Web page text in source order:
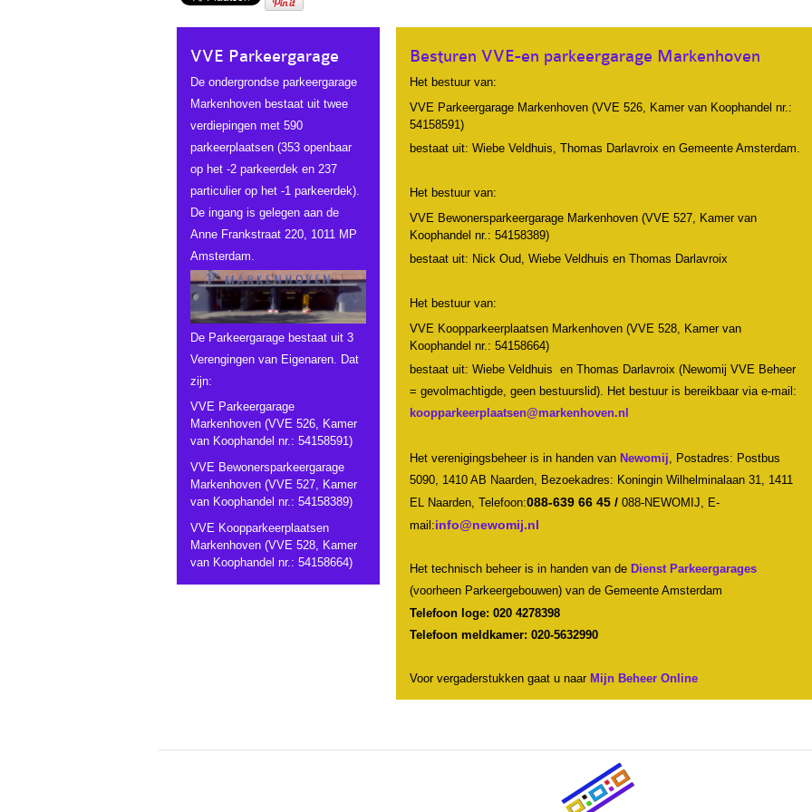
VVE Parkeergarage
De ondergrondse parkeergarage
Markenhoven bestaat uit twee
verdiepingen met 590
parkeerplaatsen (353 openbaar
op het -2 parkeerdek en 237
particulier op het -1 parkeerdek).
De ingang is gelegen aan de
Anne Frankstraat 220, 1011 MP
Amsterdam.
De Parkeergarage bestaat uit 3
Verengingen van Eigenaren. Dat
zijn:
VVE Parkeergarage
Markenhoven (VVE 526, Kamer
van Koophandel nr.: 54158591)
VVE Bewonersparkeergarage
Markenhoven (VVE 527, Kamer
van Koophandel nr.: 54158389)
VVE Koopparkeerplaatsen
Markenhoven (VVE 528, Kamer
van Koophandel nr.: 54158664)
Besturen VVE-en parkeergarage Markenhoven
Het bestuur van:
VVE Parkeergarage Markenhoven (VVE 526, Kamer van Koophandel nr.:
54158591)
bestaat uit: Wiebe Veldhuis, Thomas Darlavroix en Gemeente Amsterdam.
Het bestuur van:
VVE Bewonersparkeergarage Markenhoven (VVE 527, Kamer van
Koophandel nr.: 54158389)
bestaat uit: Nick Oud, Wiebe Veldhuis en Thomas Darlavroix
Het bestuur van:
VVE Koopparkeerplaatsen Markenhoven (VVE 528, Kamer van
Koophandel nr.: 54158664)
bestaat uit: Wiebe Veldhuis en Thomas Darlavroix (Newomij VVE Beheer
= gevolmachtigde, geen bestuurslid). Het bestuur is bereikbaar via e-mail:
Het verenigingsbeheer is in handen van Newomij, Postadres: Postbus
5090, 1410 AB Naarden, Bezoekadres: Koningin Wilhelminalaan 31, 1411
EL Naarden, Telefoon:088-639 66 45 /088-NEWOMIJ, E-
mail:
Het technisch beheer is in handen van de Dienst Parkeergarages
(voorheen Parkeergebouwen) van de Gemeente Amsterdam
Telefoon loge: 020 4278398
Telefoon meldkamer: 020-5632990
Voor vergaderstukken gaat u naar Mijn Beheer Online